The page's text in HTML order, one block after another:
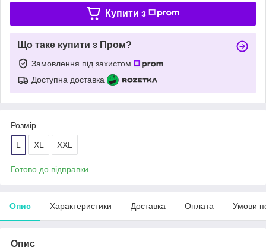
Купити з
Що таке купити з Пром?
Замовлення під захистом
Доступна доставка
Розмір
L XL XXL
Готово до відправки
Опис Характеристики Доставка Оплата Умови
Опис